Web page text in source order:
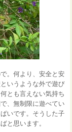
。何より、安全と安
いうような外で遊び
とも言えない気持ち
、無制限に遊べてい
いです。そうした子
と思います。